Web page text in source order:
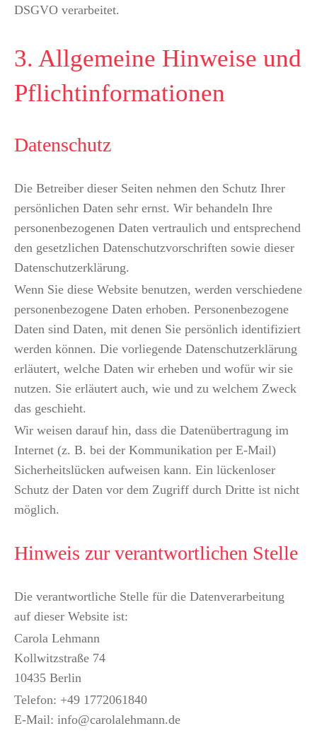
DSGVO verarbeitet.
3. Allgemeine Hinweise und
Pflicht­informationen
Datenschutz
Die Betreiber dieser Seiten nehmen den Schutz Ihrer
persönlichen Daten sehr ernst. Wir behandeln Ihre
personenbezogenen Daten vertraulich und entsprechend
den gesetzlichen Datenschutzvorschriften sowie dieser
Datenschutzerklärung.
Wenn Sie diese Website benutzen, werden verschiedene
personenbezogene Daten erhoben. Personenbezogene
Daten sind Daten, mit denen Sie persönlich identifiziert
werden können. Die vorliegende Datenschutzerklärung
erläutert, welche Daten wir erheben und wofür wir sie
nutzen. Sie erläutert auch, wie und zu welchem Zweck
das geschieht.
Wir weisen darauf hin, dass die Datenübertragung im
Internet (z. B. bei der Kommunikation per E-Mail)
Sicherheitslücken aufweisen kann. Ein lückenloser
Schutz der Daten vor dem Zugriff durch Dritte ist nicht
möglich.
Hinweis zur verantwortlichen Stelle
Die verantwortliche Stelle für die Datenverarbeitung
auf dieser Website ist:
Carola Lehmann
Kollwitzstraße 74
10435 Berlin
Telefon: +49 1772061840
E-Mail: info@carolalehmann.de